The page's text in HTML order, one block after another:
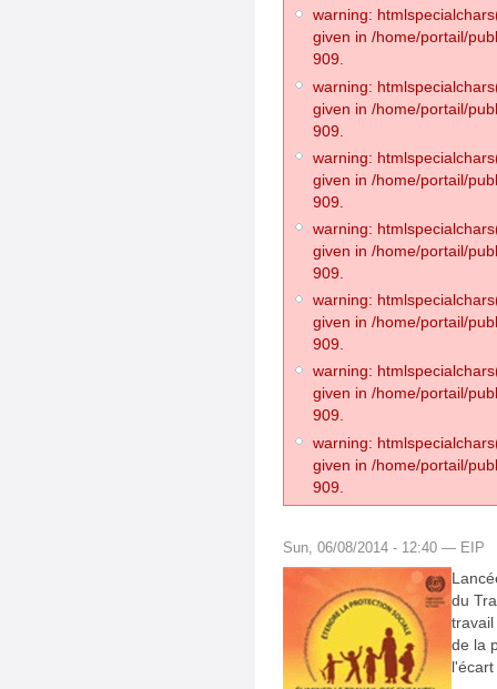
warning:
given in /home/portail/
909.
warning:
given in /home/portail/
909.
warning:
given in /home/portail/
909.
warning:
given in /home/portail/
909.
warning:
given in /home/portail/
909.
warning:
given in /home/portail/
909.
warning:
given in /home/portail/
909.
Sun, 06/08/2014 - 12:40 — EIP
du
de la